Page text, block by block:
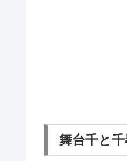
舞台千と